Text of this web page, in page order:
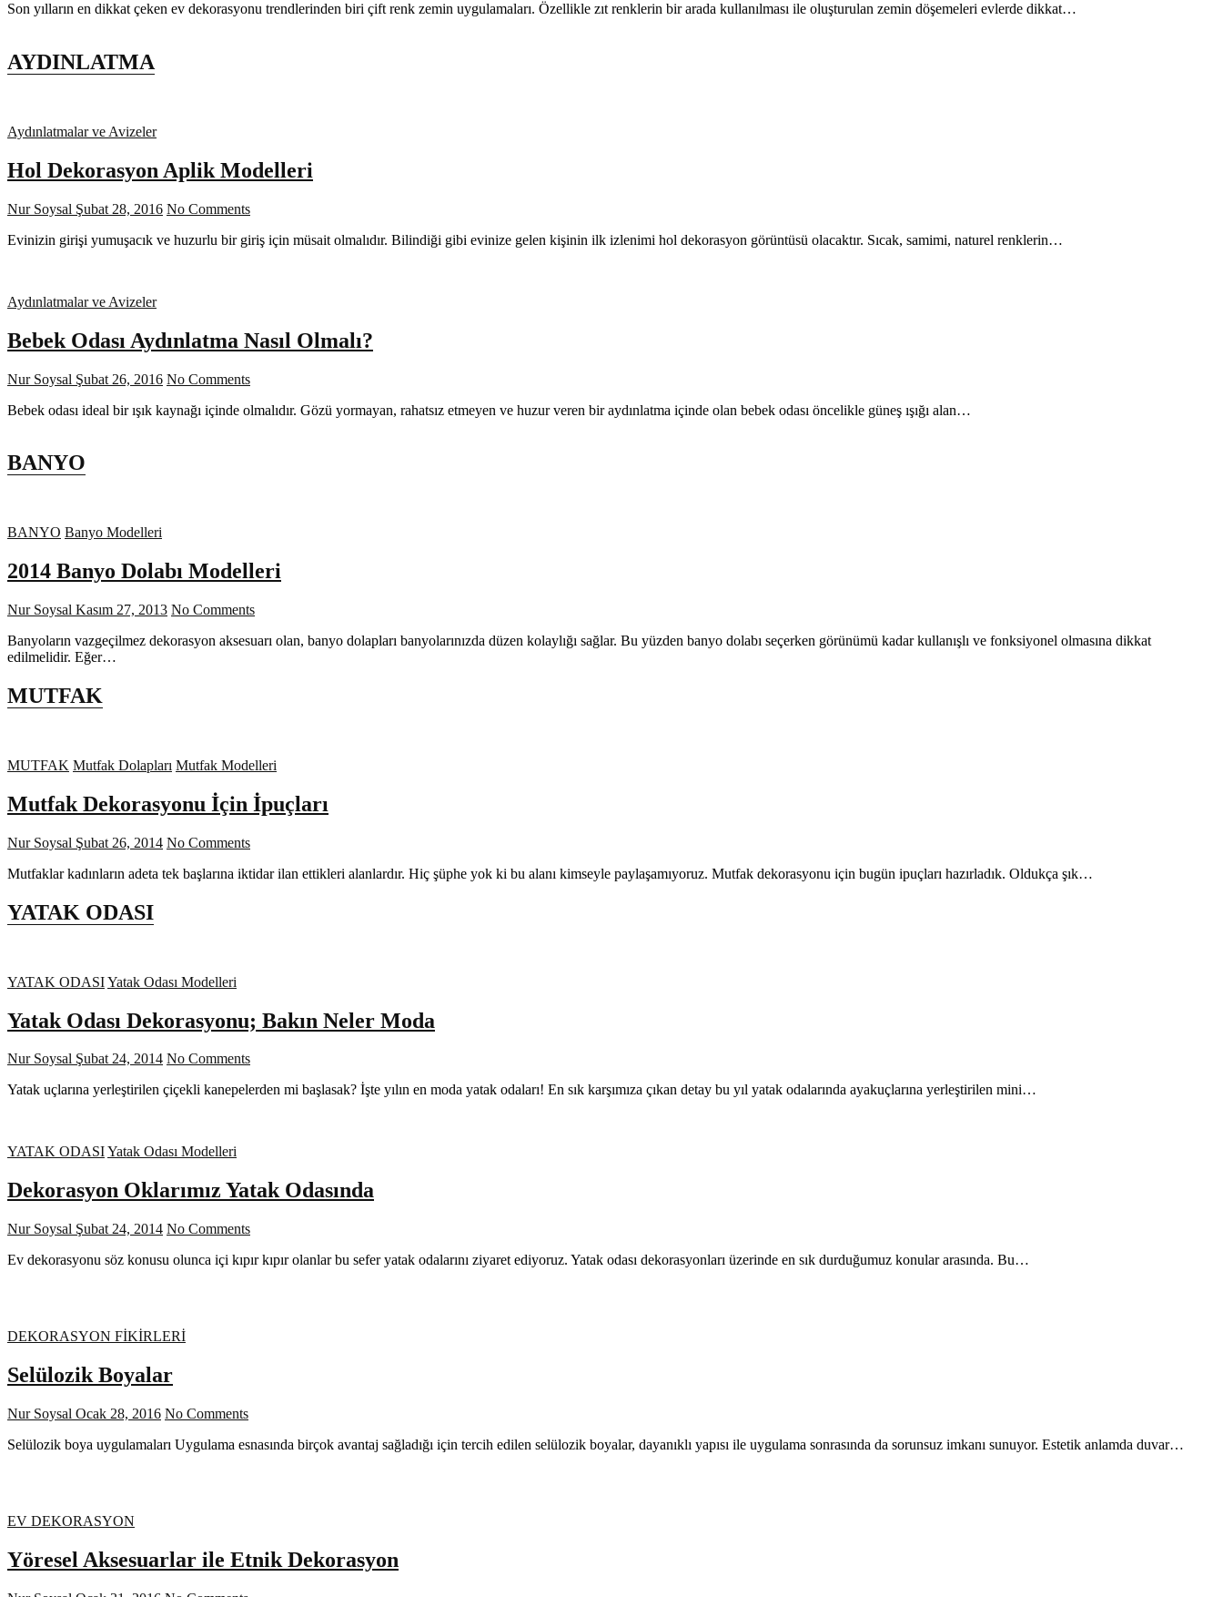
Son yılların en dikkat çeken ev dekorasyonu trendlerinden biri çift renk zemin uygulamaları. Özellikle zıt renklerin bir arada kullanılması ile oluşturulan zemin döşemeleri evlerde dikkat…
AYDINLATMA
Aydınlatmalar ve Avizeler
Hol Dekorasyon Aplik Modelleri
Nur Soysal Şubat 28, 2016 No Comments
Evinizin girişi yumuşacık ve huzurlu bir giriş için müsait olmalıdır. Bilindiği gibi evinize gelen kişinin ilk izlenimi hol dekorasyon görüntüsü olacaktır. Sıcak, samimi, naturel renklerin…
Aydınlatmalar ve Avizeler
Bebek Odası Aydınlatma Nasıl Olmalı?
Nur Soysal Şubat 26, 2016 No Comments
Bebek odası ideal bir ışık kaynağı içinde olmalıdır. Gözü yormayan, rahatsız etmeyen ve huzur veren bir aydınlatma içinde olan bebek odası öncelikle güneş ışığı alan…
BANYO
BANYO Banyo Modelleri
2014 Banyo Dolabı Modelleri
Nur Soysal Kasım 27, 2013 No Comments
Banyoların vazgeçilmez dekorasyon aksesuarı olan, banyo dolapları banyolarınızda düzen kolaylığı sağlar. Bu yüzden banyo dolabı seçerken görünümü kadar kullanışlı ve fonksiyonel olmasına dikkat
edilmelidir. Eğer…
MUTFAK
MUTFAK Mutfak Dolapları Mutfak Modelleri
Mutfak Dekorasyonu İçin İpuçları
Nur Soysal Şubat 26, 2014 No Comments
Mutfaklar kadınların adeta tek başlarına iktidar ilan ettikleri alanlardır. Hiç şüphe yok ki bu alanı kimseyle paylaşamıyoruz. Mutfak dekorasyonu için bugün ipuçları hazırladık. Oldukça şık…
YATAK ODASI
YATAK ODASIYatak Odası Modelleri
Yatak Odası Dekorasyonu; Bakın Neler Moda
Nur Soysal Şubat 24, 2014 No Comments
Yatak uçlarına yerleştirilen çiçekli kanepelerden mi başlasak? İşte yılın en moda yatak odaları! En sık karşımıza çıkan detay bu yıl yatak odalarında ayakuçlarına yerleştirilen mini…
YATAK ODASIYatak Odası Modelleri
Dekorasyon Oklarımız Yatak Odasında
Nur Soysal Şubat 24, 2014 No Comments
Ev dekorasyonu söz konusu olunca içi kıpır kıpır olanlar bu sefer yatak odalarını ziyaret ediyoruz. Yatak odası dekorasyonları üzerinde en sık durduğumuz konular arasında. Bu…
DEKORASYON FİKİRLERİ
Selülozik Boyalar
Nur Soysal Ocak 28, 2016 No Comments
Selülozik boya uygulamaları Uygulama esnasında birçok avantaj sağladığı için tercih edilen selülozik boyalar, dayanıklı yapısı ile uygulama sonrasında da sorunsuz imkanı sunuyor. Estetik anlamda duvar…
EV DEKORASYON
Yöresel Aksesuarlar ile Etnik Dekorasyon